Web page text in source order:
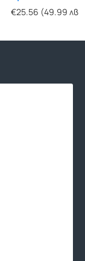
Futura
€18.91
Futura
€25.56 (49.99 лв.)